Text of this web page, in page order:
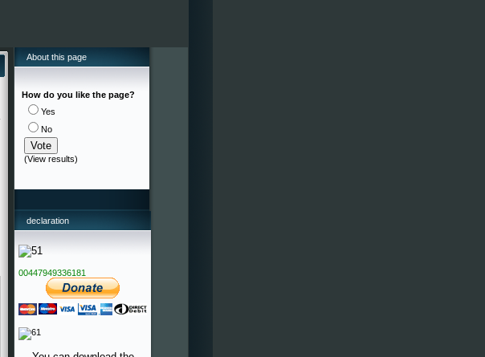
About this page
How do you like the page?
Yes
No
(View results)
declaration
00447949336181